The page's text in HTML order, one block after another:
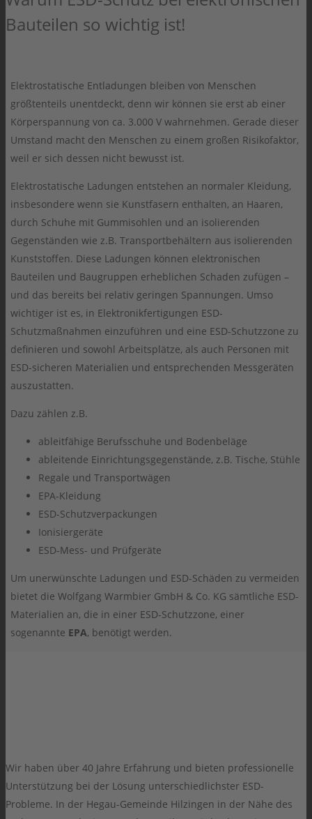
Bauteilen so wichtig ist!
Elektrostatische Entladungen bleiben von Menschen
größtenteils unentdeckt, denn wir können sie erst ab einer
Körperspannung von ca. 3.000 V wahrnehmen. Gerade dieser
Umstand macht den Menschen zu einem großen Risikofaktor,
weil er sich dessen nicht bewusst ist.
Elektrostatische Ladungen entstehen an normaler Kleidung,
insbesondere wenn sie Kunstfasern enthalten, an Haaren,
durch Schuhe mit Gummisohlen und an isolierenden
Gegenständen wie z.B. Transportbehältern aus isolierenden
Kunststoffen. Diese Ladungen können elektronischen
Bauteilen und Baugruppen erheblichen Schaden zufügen –
und das bereits bei relativ geringen Spannungen. Umso
wichtiger ist es, in Elektronikfertigungen ESD-
Schutzmaßnahmen einzuführen und eine ESD-Schutzzone zu
definieren und sowohl Arbeitsplätze, als auch Personen mit
ESD-sicheren Materialien und entsprechenden Messgeräten
auszustatten.
Dazu zählen z.B.
ableitfähige Berufsschuhe und Bodenbeläge
ableitende Einrichtungsgegenstände, z.B. Tische, Stühle
Regale und Transportwägen
EPA-Kleidung
ESD-Schutzverpackungen
Ionisiergeräte
ESD-Mess- und Prüfgeräte
Um unerwünschte Ladungen und ESD-Schäden zu vermeiden
bietet die Wolfgang Warmbier GmbH & Co. KG sämtliche ESD-
Materialien an, die in einer ESD-Schutzzone, einer
sogenannte EPA, benötigt werden.
Wir haben über 40 Jahre Erfahrung und bieten professionelle
Unterstützung bei der Lösung unterschiedlichster ESD-
Probleme. In der Hegau-Gemeinde Hilzingen in der Nähe des